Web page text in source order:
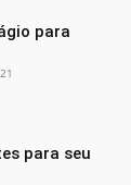
para
para seu